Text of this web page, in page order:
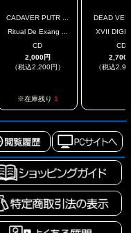
CADAVER PUTR ...
Ritual De Exang ...
CD
2,000円
（税込2,200円）
※在庫残り 1
DEAD
XVII DIGI-
CD
2,700
（税込